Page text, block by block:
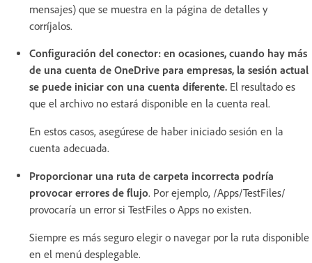
mensajes) que se muestra en la página de detalles y
corríjalos.
Configuración del conector: en ocasiones, cuando hay más
de una cuenta de OneDrive para empresas, la sesión actual
se puede iniciar con una cuenta diferente. El resultado es
que el archivo no estará disponible en la cuenta real.
En estos casos, asegúrese de haber iniciado sesión en la
cuenta adecuada.
Proporcionar una ruta de carpeta incorrecta podría
provocar errores de flujo. Por ejemplo, /Apps/TestFiles/
provocaría un error si TestFiles o Apps no existen.
Siempre es más seguro elegir o navegar por la ruta disponible
en el menú desplegable.